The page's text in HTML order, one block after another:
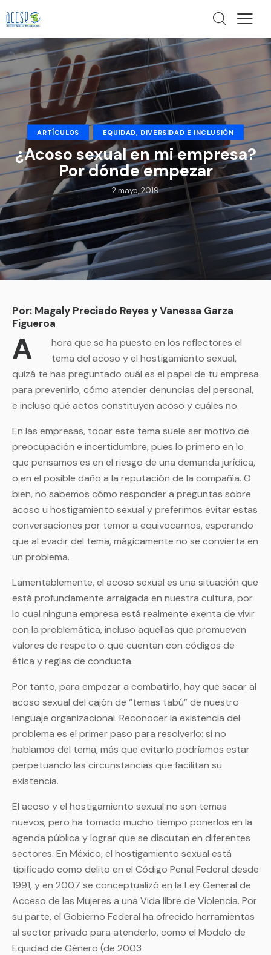
ARTÍCULOS EQUIDAD, DIVERSIDAD E INCLUSIÓN
¿Acoso sexual en mi empresa?
Por dónde empezar
2 mayo, 2019
Por: Magaly Preciado Reyes y Vanessa Garza
Figueroa
A
hora que se ha puesto en los reflectores el
tema del acoso y el hostigamiento sexual,
quizá te has preguntado cuál es el papel de tu empresa
para prevenirlo, cómo atender denuncias del personal,
e incluso qué actos constituyen acoso y cuáles no.
En las empresas, tocar este tema suele ser motivo de
preocupación e incertidumbre, pues lo primero en lo
que pensamos es en el riesgo de una demanda jurídica,
o en el posible daño a la reputación de la compañía. O
bien, no sabemos cómo responder a preguntas sobre
acoso u hostigamiento sexual y preferimos evitar estas
conversaciones por temor a equivocarnos, esperando
que al evadir del tema, mágicamente no se convierta en
un problema.
Lamentablemente, el acoso sexual es una situación que
está profundamente arraigada en nuestra cultura, por
lo cual ninguna empresa está realmente exenta de vivir
con la problemática, incluso aquellas que promueven
valores de respeto o que cuentan con códigos de
ética y reglas de conducta.
Por tanto, para empezar a combatirlo, hay que sacar al
acoso sexual del cajón de “temas tabú” de nuestro
lenguaje organizacional. Reconocer la existencia del
problema es el primer paso para resolverlo: si no
hablamos del tema, más que evitarlo podríamos estar
perpetuando las circunstancias que facilitan su
existencia.
El acoso y el hostigamiento sexual no son temas
nuevos, pero ha tomado mucho tiempo ponerlos en la
agenda pública y lograr que se discutan en diferentes
sectores. En México, el hostigamiento sexual está
tipificado como delito en el Código Penal Federal desde
1991, y en 2007 se conceptualizó en la Ley General de
Acceso de las Mujeres a una Vida libre de Violencia. Por
su parte, el Gobierno Federal ha ofrecido herramientas
al sector privado para atenderlo, como el Modelo de
Equidad de Género (de 2003